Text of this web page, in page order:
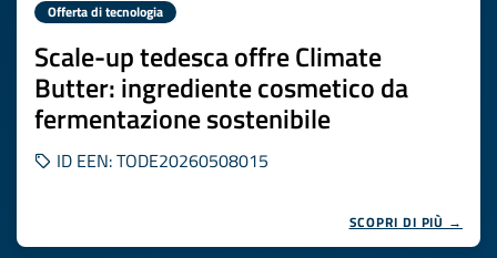
Offerta di tecnologia
Scale-up tedesca offre Climate
Butter: ingrediente cosmetico da
fermentazione sostenibile
ID EEN: TODE20260508015
SCOPRI DI PIÙ →